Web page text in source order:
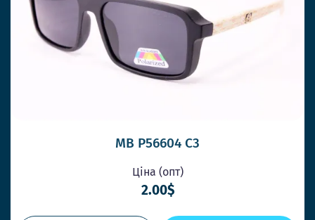
MB P56604 C3
Ціна (опт)
2.00$